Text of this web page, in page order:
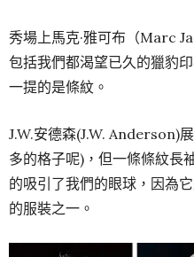
秀場上馬克·雅可布（Marc
包括我們都渴望已久的獵豹
一提的是條紋。
J.W.安德森(J.W. Anderson)
多的格子呢)，但一條條紋長
的吸引了我們的眼球，因為
的服裝之一。